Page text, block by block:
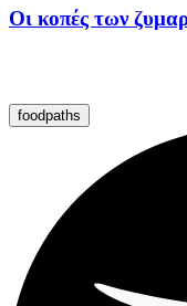
Οι κοπές των
foodpaths